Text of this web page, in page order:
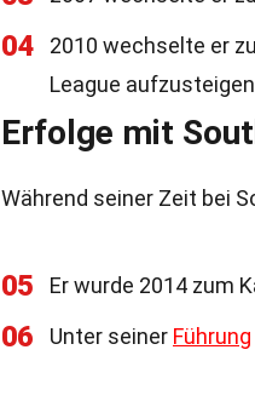
04
2010 wechselte er
League
Erfolge mit
Während seiner Zeit bei
05 Er wurde 2014 zum
06 Unter seiner Führung